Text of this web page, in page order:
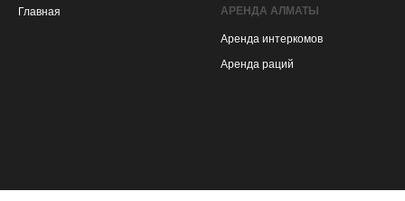
Главная АРЕНДА АЛМАТЫ
Аренда интеркомов
Аренда раций